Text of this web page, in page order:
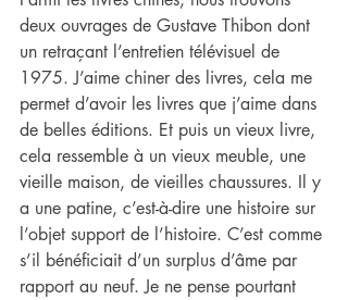
deux ouvrages de Gustave Thibon dont
un retraçant l’entretien télévisuel de
1975. J’aime chiner des livres, cela me
permet d’avoir les livres que j’aime dans
de belles éditions. Et puis un vieux livre,
cela ressemble à un vieux meuble, une
vieille maison, de vieilles chaussures. Il y
a une patine, c’est-à-dire une histoire sur
l’objet support de l’histoire. C’est comme
s’il bénéficiait d’un surplus d’âme par
rapport au neuf. Je ne pense pourtant